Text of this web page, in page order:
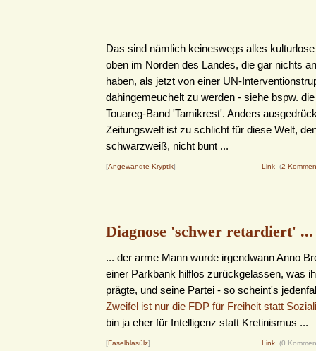
Das sind nämlich keineswegs alles
oben im Norden des Landes, die gar nichts
haben, als jetzt von einer UN-
dahingemeuchelt zu werden - siehe bspw.
Touareg-Band 'Tamikrest'. Anders
Zeitungswelt ist zu schlicht für diese Welt,
schwarzweiß, nicht bunt ...
[Angewandte Kryptik] Link (2
Diagnose 'schwer retardiert' ...
... der arme Mann wurde irgendwann Anno
einer Parkbank hilflos zurückgelassen, was
prägte, und seine Partei - so scheint's
Zweifel ist nur die FDP für Freiheit statt
bin ja eher für Intelligenz statt Kretinismus ...
[Faselblasülz] Link (0